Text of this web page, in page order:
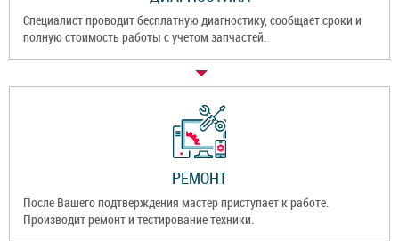
Специалист проводит бесплатную диагностику, сообщает сроки и
полную стоимость работы с учетом запчастей.
РЕМОНТ
После Вашего подтверждения мастер приступает к работе.
Производит ремонт и тестирование техники.